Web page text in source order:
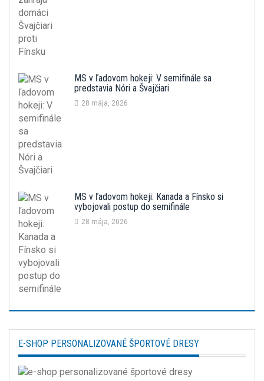
MS v ľadovom hokeji: V semifinále sa
predstavia Nóri a Švajčiari
28 mája, 2026
MS v ľadovom hokeji: Kanada a Fínsko si
vybojovali postup do semifinále
28 mája, 2026
E-SHOP PERSONALIZOVANÉ ŠPORTOVÉ DRESY